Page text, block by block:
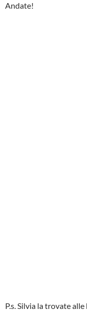
Andate!
P.s. Silvia la trovate